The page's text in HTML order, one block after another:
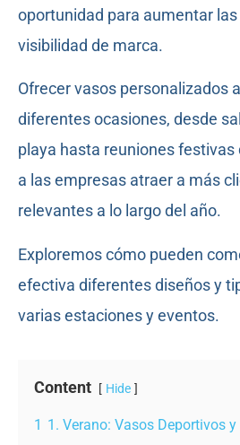
oportunidad para aumentar
visibilidad de marca.
Ofrecer vasos personalizados
diferentes ocasiones, desde
playa hasta reuniones festivas
a las empresas atraer a más
relevantes a lo largo del año.
Exploremos cómo pueden
efectiva diferentes diseños y
varias estaciones y eventos.
Content Hide
1 1. Verano: Vasos Deportivos